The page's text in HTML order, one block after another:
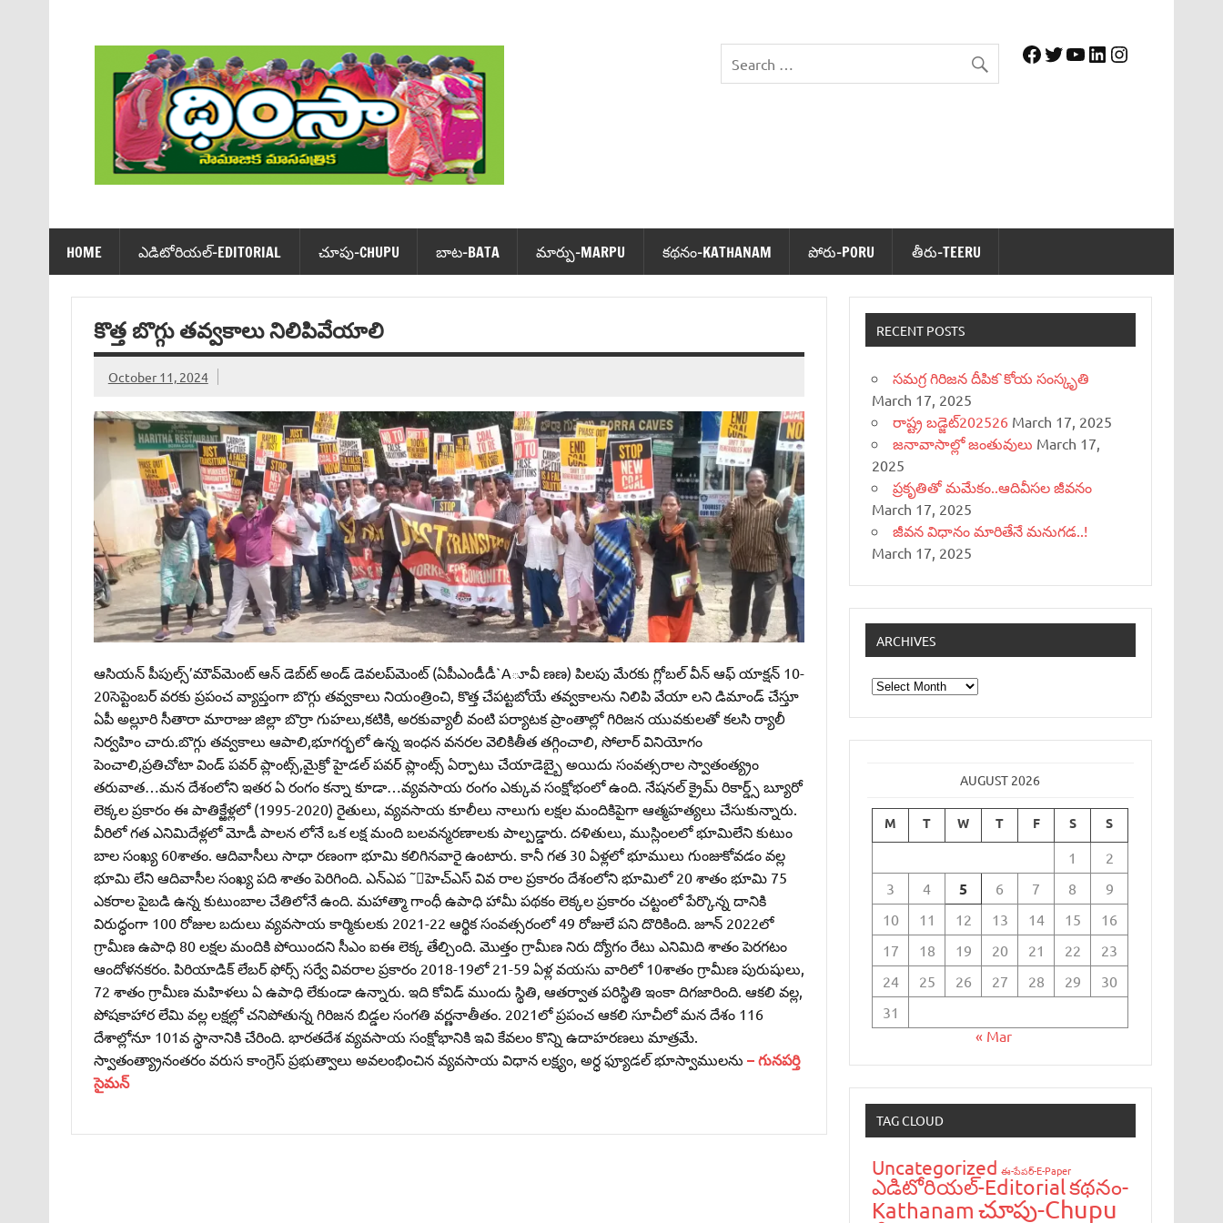
Facebook
Twitter
YouTube
LinkedIn
Instagram
HOME ఎడిటోరియ‌ల్-EDITORIAL చూపు-CHUPU బాట‌-BATA మార్పు-MARPU క‌థ‌నం-KATHANAM పోరు-PORU తీరు-TEERU
కొత్త బొగ్గు తవ్వకాలు నిలిపివేయాలి
October 11, 2024
ఆసియన్‌ పీపుల్స్‌’మౌవ్‌మెంట్‌ ఆన్‌ డెబ్‌ట్‌ అండ్‌ డెవలప్‌మెంట్‌ (ఏపీఎండీడీ`Aూవీ ణణ) పిలపు మేరకు గ్లోబల్‌ వీన్‌ ఆఫ్‌ యాక్షన్‌ 10-
20సెప్టెంబర్‌ వరకు ప్రపంచ వ్యాప్తంగా బొగ్గు తవ్వకాలు నియంత్రించి, కొత్త చేపట్టబోయే తవ్వకాలను నిలిపి వేయా లని డిమాండ్‌ చేస్తూ
ఏపీ అల్లూరి సీతారా మారాజు జిల్లా బొర్రా గుహలు,కటికి, అరకువ్యాలీ వంటి పర్యాటక ప్రాంతాల్లో గిరిజన యువకులతో కలసి ర్యాలీ
నిర్వహిం చారు.బొగ్గు తవ్వకాలు ఆపాలి,భూగర్భలో ఉన్న ఇంధన వనరల వెలికితీత తగ్గించాలి, సోలార్‌ వినియోగం
పెంచాలి,ప్రతిచోటా విండ్‌ పవర్‌ ప్లాంట్స్‌,మైక్రో హైడల్‌ పవర్‌ ప్లాంట్స్‌ ఏర్పాటు చేయాడెబ్బై అయిదు సంవత్సరాల స్వాతంత్య్రం
తరువాత…మన దేశంలోని ఇతర ఏ రంగం కన్నా కూడా…వ్యవసాయ రంగం ఎక్కువ సంక్షోభంలో ఉంది. నేషనల్‌ క్రైమ్‌ రికార్డ్స్‌ బ్యూరో
లెక్కల ప్రకారం ఈ పాతిక్ఱేళ్లలో (1995-2020) రైతులు, వ్యవసాయ కూలీలు నాలుగు లక్షల మందికిపైగా ఆత్మహత్యలు చేసుకున్నారు.
వీరిలో గత ఎనిమిదేళ్లలో మోడీ పాలన లోనే ఒక లక్ష మంది బలవన్మరణాలకు పాల్పడ్డారు. దళితులు, ముస్లింలలో భూమిలేని కుటుం
బాల సంఖ్య 60శాతం. ఆదివాసీలు సాధా రణంగా భూమి కలిగినవారై ఉంటారు. కానీ గత 30 ఏళ్లలో భూములు గుంజుకోవడం వల్ల
భూమి లేని ఆదివాసీల సంఖ్య పది శాతం పెరిగింది. ఎన్‌ఎప ˜్‌హెచ్‌ఎస్‌ వివ రాల ప్రకారం దేశంలోని భూమిలో 20 శాతం భూమి 75
ఎకరాల పైబడి ఉన్న కుటుంబాల చేతిలోనే ఉంది. మహాత్మా గాంధీ ఉపాధి హామీ పథకం లెక్కల ప్రకారం చట్టంలో పేర్కొన్న దానికి
విరుద్ధంగా 100 రోజుల బదులు వ్యవసాయ కార్మికులకు 2021-22 ఆర్థిక సంవత్సరంలో 49 రోజులే పని దొరికింది. జూన్‌ 2022లో
గ్రామీణ ఉపాధి 80 లక్షల మందికి పోయిందని సీఎం ఐఈ లెక్క తేల్చింది. మొత్తం గ్రామీణ నిరు ద్యోగం రేటు ఎనిమిది శాతం పెరగటం
ఆందోళనకరం. పిరియాడిక్‌ లేబర్‌ ఫోర్స్‌ సర్వే వివరాల ప్రకారం 2018-19లో 21-59 ఏళ్ల వయసు వారిలో 10శాతం గ్రామీణ పురుషులు,
72 శాతం గ్రామీణ మహిళలు ఏ ఉపాధి లేకుండా ఉన్నారు. ఇది కోవిడ్‌ ముందు స్థితి, ఆతర్వాత పరిస్థితి ఇంకా దిగజారింది. ఆకలి వల్ల,
పోషకాహార లేమి వల్ల లక్షల్లో చనిపోతున్న గిరిజన బిడ్డల సంగతి వర్ణనాతీతం. 2021లో ప్రపంచ ఆకలి సూచీలో మన దేశం 116
దేశాల్లోనూ 101వ స్థానానికి చేరింది. భారతదేశ వ్యవసాయ సంక్షోభానికి ఇవి కేవలం కొన్ని ఉదాహరణలు మాత్రమే.
స్వాతంత్య్రానంతరం వరుస కాంగ్రెస్‌ ప్రభుత్వాలు అవలంభించిన వ్యవసాయ విధాన లక్ష్యం, అర్ధ ఫ్యూడల్‌ భూస్వాములను – గునపర్తి
సైమన్‌
RECENT POSTS
సమగ్ర గిరిజన దీపిక`కోయ సంస్కృతి
March 17, 2025
రాష్ట్ర బడ్జెట్‌202526 March 17, 2025
జనావాసాల్లో జంతువులు March 17,
2025
ప్రకృతితో మమేకం..ఆదివీసల జీవనం
March 17, 2025
జీవన విధానం మారితేనే మనుగడ..!
March 17, 2025
ARCHIVES
Archives
AUGUST 2026
M T W T F S S
1
2
3
4 5 6 7 8
9
10
11 12 13 14 15
16
17
18 19 20 21 22
23
24
25 26 27 28 29
30
31
« Mar
TAG CLOUD
Uncategorized ఈ-పేప‌ర్-E-Paper
ఎడిటోరియ‌ల్-Editorialక‌థ‌నం-
Kathanam చూపు-Chupu